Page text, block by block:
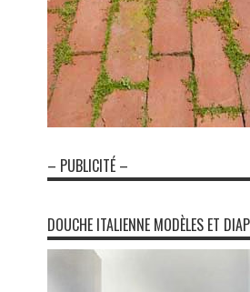
– PUBLICITÉ –
DOUCHE ITALIENNE MODÈLES ET